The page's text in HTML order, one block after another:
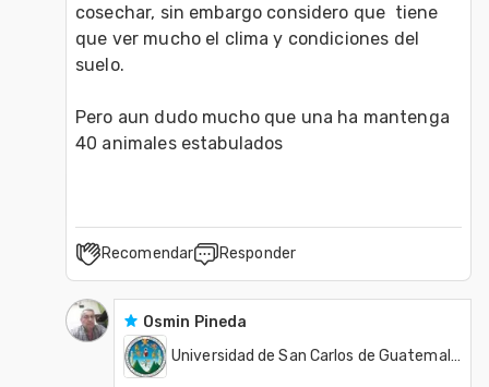
cosechar, sin embargo considero que  tiene
que ver mucho el clima y condiciones del
suelo.
Pero aun dudo mucho que una ha mantenga
40 animales estabulados
Recomendar Responder
Osmin Pineda
Universidad de San Carlos de Guatemala - USAC